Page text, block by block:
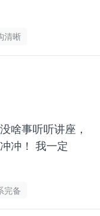
清晰
啥事听听讲座，
冲！ 我一定
完备